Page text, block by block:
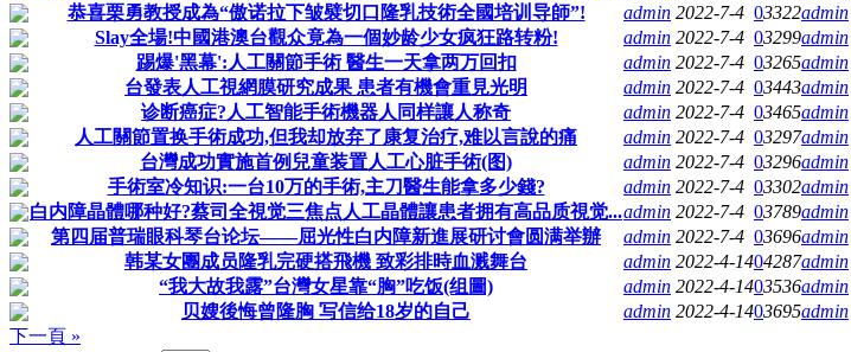
恭喜栗勇教授成為“傲诺拉下皱襞切口隆乳技術全國培训导師”!
admin 2022-7-4 03322admin
Slay全場!中國港澳台觀众竟為一個妙龄少女疯狂路转粉!
admin 2022-7-4 03299admin
踢爆'黑幕':人工關節手術 醫生一天拿两万回扣
admin 2022-7-4 03265admin
台發表人工視網膜研究成果 患者有機會重見光明
admin 2022-7-4 03443admin
诊断癌症?人工智能手術機器人同样讓人称奇
admin 2022-7-4 03465admin
人工關節置换手術成功,但我却放弃了康复治疗,难以言說的痛
admin 2022-7-4 03297admin
台灣成功實施首例兒童装置人工心脏手術(图)
admin 2022-7-4 03296admin
手術室冷知识:一台10万的手術,主刀醫生能拿多少錢?
admin 2022-7-4 03302admin
白内障晶體哪种好?蔡司全視觉三焦点人工晶體讓患者拥有高品质視觉...admin 2022-7-4 03789admin
第四届普瑞眼科琴台论坛——屈光性白内障新進展研讨會圆满举辦
admin 2022-7-4 03696admin
韩某女團成员隆乳完硬搭飛機 致彩排時血溅舞台
admin 2022-4-1404287admin
“我大故我露”台灣女星靠“胸”吃饭(组圖)
admin 2022-4-1403536admin
贝嫂後悔曾隆胸 写信给18岁的自己
admin 2022-4-1403695admin
下一頁 »